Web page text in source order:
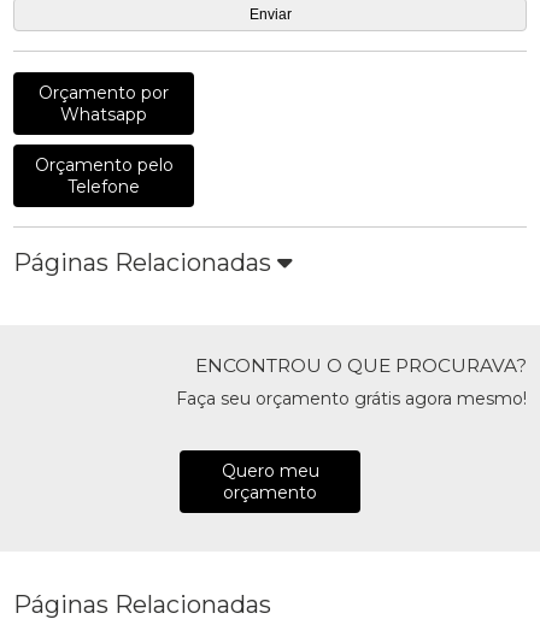
Orçamento por
Whatsapp
Orçamento pelo
Telefone
Páginas Relacionadas
ENCONTROU O QUE PROCURAVA?
Faça seu orçamento grátis agora mesmo!
Quero meu
orçamento
Páginas Relacionadas